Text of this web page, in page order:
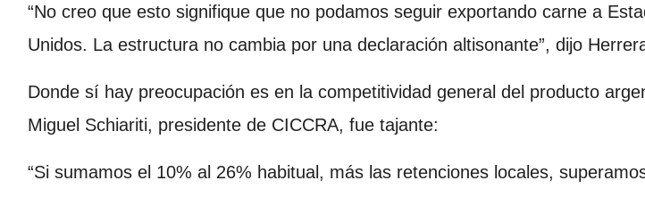
“No creo que esto signifique que no podamos seguir exportando carne a
Unidos. La estructura no cambia por una declaración altisonante”, dijo
Donde sí hay preocupación es en la competitividad general del producto
Miguel Schiariti, presidente de CICCRA, fue tajante:
“Si sumamos el 10% al 26% habitual, más las retenciones locales,